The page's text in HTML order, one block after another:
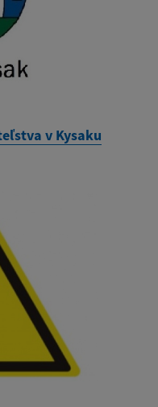
v Kysaku